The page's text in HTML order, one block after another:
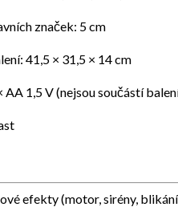
značek: 5 cm
41,5 × 31,5 × 14 cm
AA 1,5 V (nejsou součástí
efekty (motor, sirény,